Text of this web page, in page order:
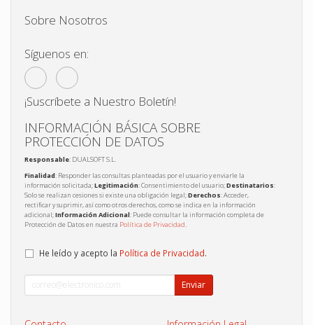
Sobre Nosotros
Síguenos en:
¡Suscríbete a Nuestro Boletín!
INFORMACIÓN BÁSICA SOBRE
PROTECCIÓN DE DATOS
Responsable: DUALSOFT S.L.
Finalidad: Responder las consultas planteadas por el usuario y enviarle la
información solicitada;Legitimación: Consentimiento del usuario;Destinatarios:
Solo se realizan cesiones si existe una obligación legal;Derechos: Acceder,
rectificar y suprimir, así como otros derechos, como se indica en la información
adicional;Información Adicional: Puede consultar la información completa de
Protección de Datos en nuestra Política de Privacidad
He leído y acepto la Política de Privacidad.
Enviar